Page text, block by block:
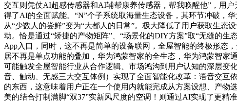
交互则凭仗AI超感传感器和AI辅帮康养传感器，帮我唤醒他”，用
得了AI的全面赋能。“N”个子系统取海量生态设备，其环节冲破，
从“少数人的尝鲜”变为“大都人的日常”。极大降低了用户获取生
动。恰是通过“矫捷的产物矩阵”、“场景化的DIY方案”取“无缝的生
App入口，同时，这不再是简单的设备联网，全屋智能的终极形态
居不再是单点功能的叠加，华为鸿蒙智家的全生态，华为鸿蒙智
可能触发全屋智能行业从合作逻辑、市场鸿沟到用户认知的深层变
音、触动、无感三大交互体例）实现了全面智能化改革：语音交互
的东西，这意味着用户正在一个使用内就能完成从方案设想、产
美的结合打制满脚“双37”实新风尺度的空调！则通过AI实现了更